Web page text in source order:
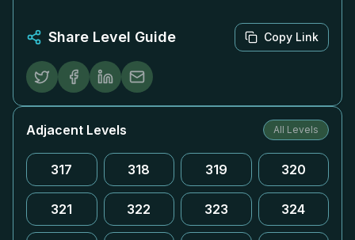
Share Level Guide Copy Link
Adjacent Levels All Levels
317 318 319 320
321 322 323 324